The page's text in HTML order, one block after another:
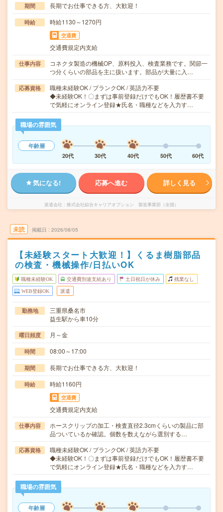
期間 長期でお仕事できる方、大歓迎！
時給 時給1130～1270円
交通費
交通費規定内支給
仕事内容
コネクタ製造の機械OP、原料投入、検査業務です。関節一
つ分くらいの部品を主に扱います。部品が大量に入…
応募資格
職種未経験OK / ブランクOK / 英語力不要
◆未経験OK！〇まずは事前登録だけでもOK！履歴書不要
で気軽にオンライン登録★氏名・職種などを入力す…
職場の雰囲気
年齢層
20代
30代 40代 50代 60代
気になる! 応募へ進む 詳しく見る
派遣会社 株式会社綜合キャリアオプション 製造事業部（全国）
未読 掲載日 2026/08/05
【未経験スタート大歓迎！】くるま樹脂部品
の検査・機械操作/日払いOK
職種未経験OK 交通費別途支給あり 土日祝日が休み 残業なし
WEB登録OK 派遣
勤務地
三重県桑名市
益生駅から車10分
曜日頻度 月～金
時間 08:00～17:00
期間 長期でお仕事できる方、大歓迎！
時給 時給1160円
交通費
交通費規定内支給
仕事内容
ホースクリップの加工・検査直径2.3cmくらいの製品に部
品ついているか確認。個数を数えながら選別する…
応募資格
職種未経験OK / ブランクOK / 英語力不要
◆未経験OK！〇まずは事前登録だけでもOK！履歴書不要
で気軽にオンライン登録★氏名・職種などを入力す…
職場の雰囲気
年齢層